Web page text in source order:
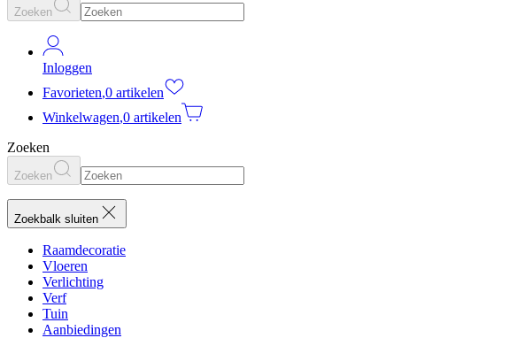
Zoeken
Inloggen
Favorieten,0 artikelen
Winkelwagen,0 artikelen
Zoeken
Zoeken
Zoekbalk sluiten
Raamdecoratie
Vloeren
Verlichting
Verf
Tuin
Aanbiedingen